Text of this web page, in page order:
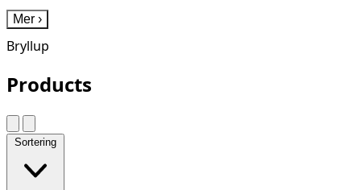
Mer ›
Bryllup
Products
Sortering